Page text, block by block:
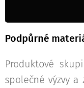
Podpůrné
Produktové
společné výzvy